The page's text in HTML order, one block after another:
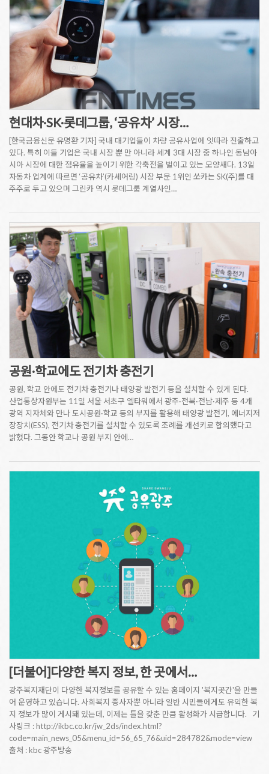
현대차·SK·롯데그룹, ‘공유차’ 시장…
[한국금융신문 유명환 기자] 국내 대기업들이 차량 공유사업에 잇따라 진출하고
있다. 특히 이들 기업은 국내 시장 뿐 만 아니라 세계 3대 시장 중 하나인 동남아
시아 시장에 대한 점유율을 높이기 위한 각축전을 벌이고 있는 모양새다. 13일
자동차 업계에 따르면 ‘공유차’(카셰어링) 시장 부문 1위인 쏘카는 SK(주)를 대
주주로 두고 있으며 그린카 역시 롯데그룹 계열사인…
공원·학교에도 전기차 충전기
공원, 학교 안에도 전기차 충전기나 태양광 발전기 등을 설치할 수 있게 된다.
산업통상자원부는 11일 서울 서초구 엘타워에서 광주·전북·전남·제주 등 4개
광역 지자체와 만나 도시공원·학교 등의 부지를 활용해 태양광 발전기, 에너지저
장장치(ESS), 전기차 충전기를 설치할 수 있도록 조례를 개선키로 합의했다고
밝혔다. 그동안 학교나 공원 부지 안에…
[더불어]다양한 복지 정보, 한 곳에서…
광주복지재단이 다양한 복지정보를 공유할 수 있는 홈페이지 '복지곳간'을 만들
어 운영하고 있습니다. 사회복지 종사자뿐 아니라 일반 시민들에게도 유익한 복
지 정보가 많이 게시돼 있는데, 이제는 틀을 갖춘 만큼 활성화가 시급합니다. 기
사링크 : http://ikbc.co.kr/jw_2ds/index.html?
code=main_news_05&menu_id=56_65_76&uid=284782&mode=view
출처 : kbc 광주방송